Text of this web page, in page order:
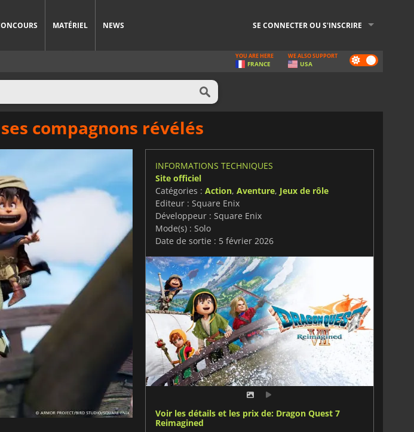
MATÉRIEL NEWS SE CONNECTER OU S'INSCRIRE
Dark
mode
YOU ARE HERE
FRANCE
WE ALSO SUPPORT
USA
compagnons révélés
INFORMATIONS TECHNIQUES
Site officiel
Catégories : Action, Aventure, Jeux de rôle
Editeur : Square Enix
Développeur : Square Enix
Mode(s) : Solo
Date de sortie : 5 février 2026
Voir les détails et les prix de: Dragon Quest 7
Reimagined